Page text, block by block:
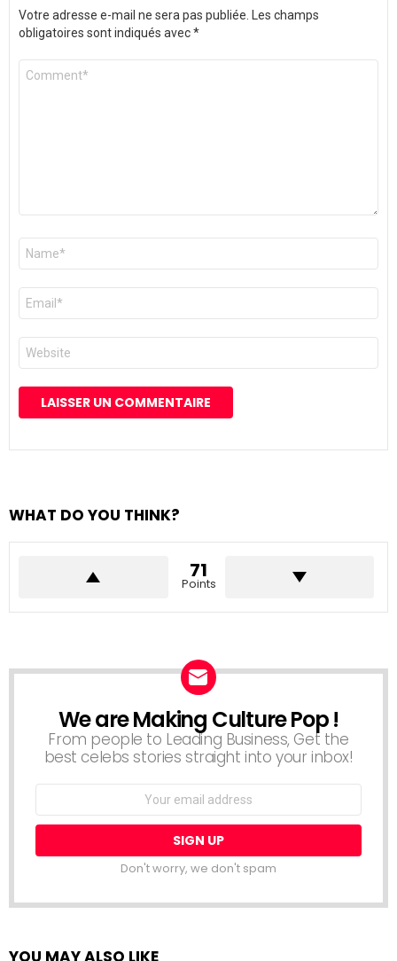
Votre adresse e-mail ne sera pas publiée. Les champs
obligatoires sont indiqués avec*
Commentaire
Nom
E-
mail
*
Site
web
WHAT DO YOU THINK?
71
Points
NEWSLETTER
We are Making Culture Pop !
From people to Leading Business, Get the
best celebs stories straight into your inbox!
Don't worry, we don't spam